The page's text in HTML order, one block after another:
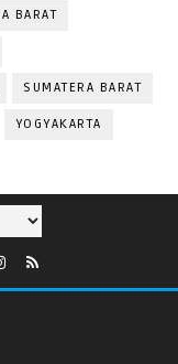
BARAT
SUMATERA BARAT
YOGYAKARTA